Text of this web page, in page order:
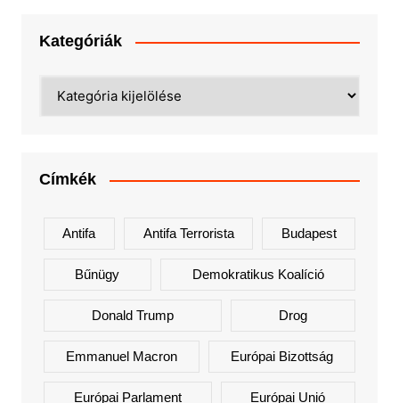
Kategóriák
Címkék
Antifa Antifa Terrorista Budapest
Bűnügy Demokratikus Koalíció
Donald Trump Drog
Emmanuel Macron Európai Bizottság
Európai Parlament Európai Unió